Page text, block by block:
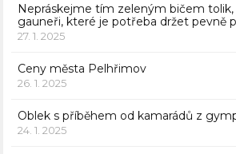
Nepráskejme tím zeleným bičem
gauneři, které je potřeba držet pevně
27. 1. 2025
Ceny města Pelhřimov
26. 1. 2025
Oblek s příběhem od kamarádů z
24. 1. 2025